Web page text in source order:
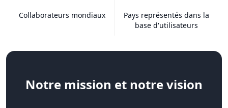
Collaborateurs mondiaux
Pays représentés dans la
base d'utilisateurs
Notre mission et notre vision